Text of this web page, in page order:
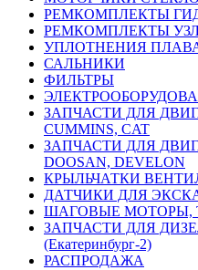
РЕМКОМПЛЕКТЫ
РЕМКОМПЛЕКТЫ
УПЛОТНЕНИЯ
САЛЬНИКИ
ФИЛЬТРЫ
ЗАПЧАСТИ ДЛЯ
CUMMINS, CAT
ЗАПЧАСТИ ДЛЯ
DOOSAN, DEVELON
КРЫЛЬЧАТКИ
ДАТЧИКИ ДЛЯ
ШАГОВЫЕ МОТОРЫ,
ЗАПЧАСТИ ДЛЯ
(Екатеринбург-2)
РАСПРОДАЖА